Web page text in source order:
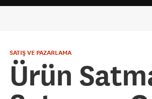
SATIŞ VE PAZARLAMA
Ürün